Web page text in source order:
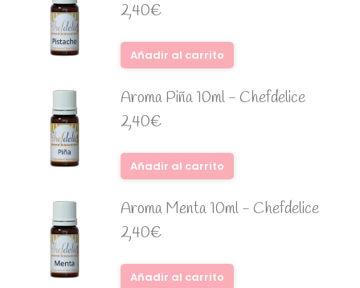
2,40€
Añadir al carrito
Aroma Piña 10ml - Chefdelice
2,40€
Añadir al carrito
Aroma Menta 10ml - Chefdelice
2,40€
Añadir al carrito